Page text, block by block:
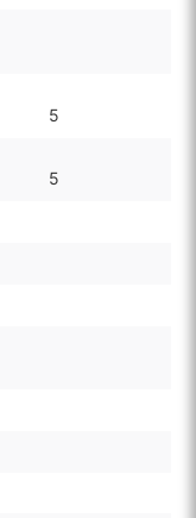
5
5